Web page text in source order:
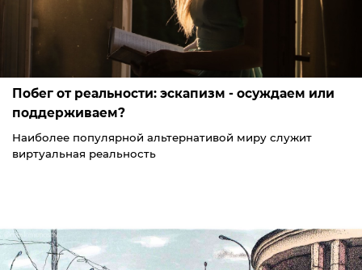
Побег от реальности: эскапизм - осуждаем или
поддерживаем?
Наиболее популярной альтернативой миру служит
виртуальная реальность